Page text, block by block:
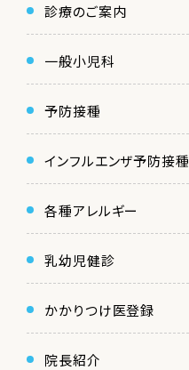
診療のご案内
一般小児科
予防接種
インフルエンザ予防接種
各種アレルギー
乳幼児健診
かかりつけ医登録
院長紹介